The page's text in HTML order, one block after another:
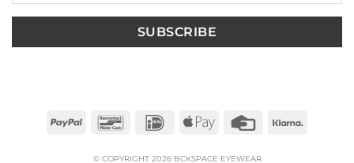
PayPal Bancontact
IDeal
Apple
Credit
© COPYRIGHT 2026 BCKSPACE EYEWEAR